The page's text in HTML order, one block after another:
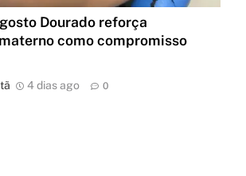
Dourado reforça
como compromisso
4 dias ago 0